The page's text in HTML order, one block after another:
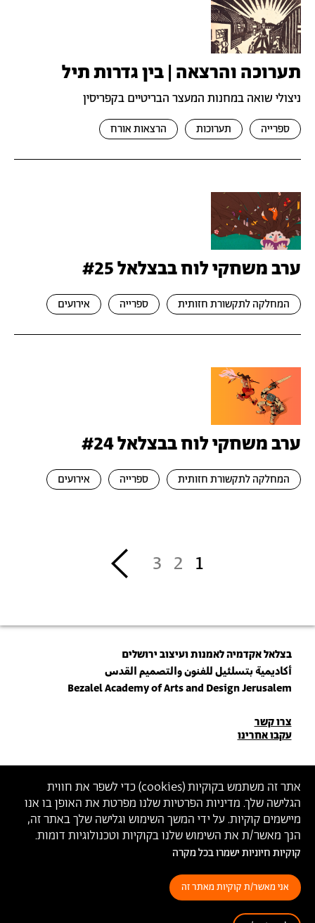
אתר זה משתמש בקוקיות (cookies) כדי לשפר את חווית
הגלישה שלך. מדיניות הפרטיות שלנו מפרטת את האופן בו אנו
מיישמים קוקיות. על ידי המשך השימוש וגלישה שלך באתר זה,
הנך מאשר/ת את השימוש שלנו בקוקיות וטכנולוגיות דומות.
קוקיות חיוניות ישמרו בכל מקרה
אני מאשר/ת קוקיות מאתר זה
תערוכה והרצאה | בין גדרות תיל
ניצולי שואה במחנות המעצר הבריטיים בקפריסין
ספרייה תערוכות הרצאות אורח
ערב משחקי לוח בבצלאל #25
המחלקה לתקשורת חזותית ספרייה אירועים
ערב משחקי לוח בבצלאל #24
המחלקה לתקשורת חזותית ספרייה אירועים
1
2
3
››
בצלאל אקדמיה לאמנות ועיצוב ירושלים
أكاديمية بتسلئيل للفنون والتصميم القدس
Bezalel Academy of Arts and Design Jerusalem
פרטי
יצירת
קשר
צרו קשר
עקבו אחרינו
הצטרפו לניוזלטר שלנו
הכניסו כתובת מייל
ההצטרפות מהווה הסכמה למדיניות הפרטיות ול תנאי השימוש של בצלאל
הצהרת נגישות מדיניות פרטיות